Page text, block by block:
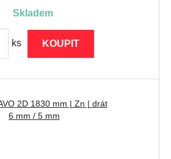
skladem
ks KOUPIT
2D 1830 mm | Zn | drát
6 mm / 5 mm